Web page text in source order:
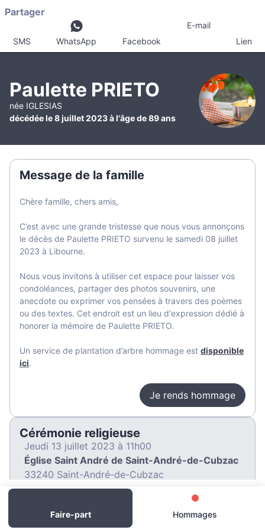
Faire-part Hommages
Partager
SMS WhatsApp Facebook
E-mail
Lien
Paulette PRIETO
née IGLESIAS
décédée le 8 juillet 2023 à l'âge de 89 ans
Message de la famille
Chère famille, chers amis,
C’est avec une grande tristesse que nous vous annonçons
le décès de Paulette PRIETO survenu le samedi 08 juillet
2023 à Libourne.
Nous vous invitons à utiliser cet espace pour laisser vos
condoléances, partager des photos souvenirs, une
anecdote ou exprimer vos pensées à travers des poèmes
ou des textes. Cet endroit est un lieu d'expression dédié à
honorer la mémoire de Paulette PRIETO.
Un service de plantation d’arbre hommage est disponible
ici.
Je rends hommage
Cérémonie religieuse
jeudi 13 juillet 2023 à 11h00
Église Saint André de Saint-André-de-Cubzac
33240 Saint-André-de-Cubzac
Je rends hommage